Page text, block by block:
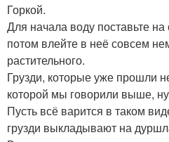
Горкой.
Для начала воду поставьте на
потом влейте в неё совсем
растительного.
Грузди, которые уже прошли
которой мы говорили выше,
Пусть всё варится в таком
грузди выкладывают на